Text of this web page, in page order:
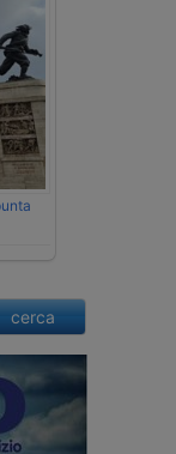
cerca